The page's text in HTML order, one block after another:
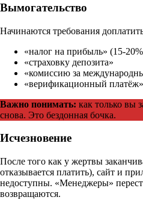
Вымогательство
Начинаются требования
«налог на прибыль» (15-
«страховку депозита»
«комиссию за
«верификационный платёж»
Важно понимать: как только вы
снова. Это бездонная бочка.
Исчезновение
После того как у жертвы
отказывается платить), сайт и
недоступны. «Менеджеры»
возвращаются.